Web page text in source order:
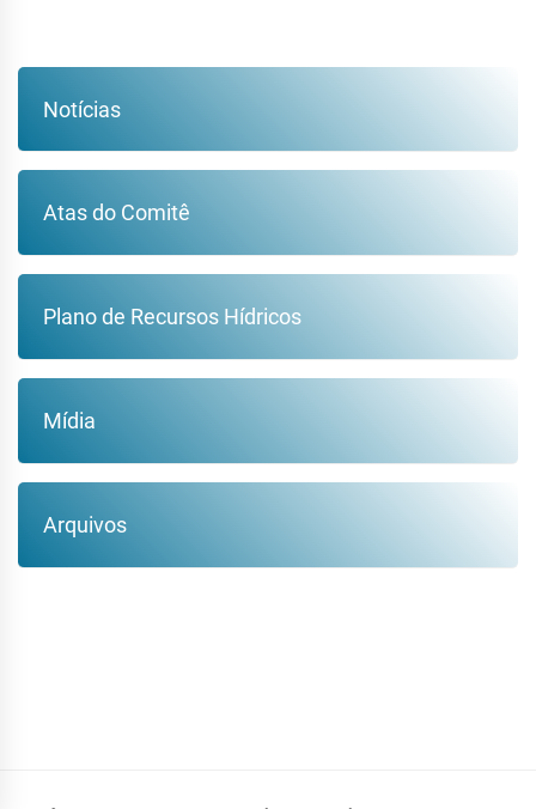
Notícias
Atas do Comitê
Plano de Recursos Hídricos
Mídia
Arquivos